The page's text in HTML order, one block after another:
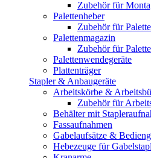
Zubehör für
Palettenheber
Zubehör für
Palettenmagazin
Zubehör für
Palettenwendegeräte
Plattenträger
Stapler & Anbaugeräte
Arbeitskörbe &
Zubehör für
Behälter mit
Fassaufnahmen
Gabelaufsätze &
Hebezeuge für